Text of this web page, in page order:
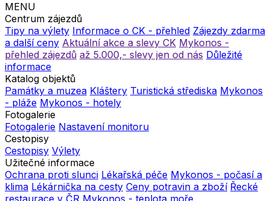
MENU
Centrum zájezdů
Tipy na výlety Informace o CK - přehled Zájezdy zdarma
a další ceny Aktuální akce a slevy CK Mykonos -
přehled zájezdů až 5.000,- slevy jen od nás Důležité
informace
Katalog objektů
Památky a muzea Kláštery Turistická střediska Mykonos
- pláže Mykonos - hotely
Fotogalerie
Fotogalerie Nastavení monitoru
Cestopisy
Cestopisy Výlety
Užitečné informace
Ochrana proti slunci Lékařská péče Mykonos - počasí a
klima Lékárnička na cesty Ceny potravin a zboží Řecké